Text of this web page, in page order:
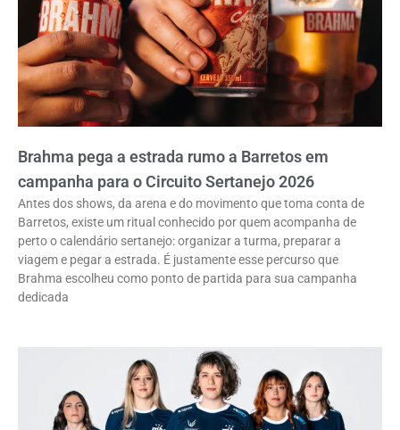
Brahma pega a estrada rumo a Barretos em
campanha para o Circuito Sertanejo 2026
Antes dos shows, da arena e do movimento que toma conta de
Barretos, existe um ritual conhecido por quem acompanha de
perto o calendário sertanejo: organizar a turma, preparar a
viagem e pegar a estrada. É justamente esse percurso que
Brahma escolheu como ponto de partida para sua campanha
dedicada